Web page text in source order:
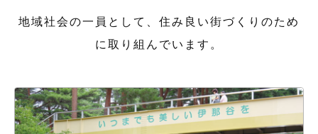
地域社会の一員として、住み良い街づくりのため
に取り組んでいます。